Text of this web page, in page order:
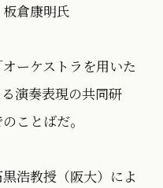
倉康明氏
ーケストラを用いた
演奏表現の共同研
ことばだ。
浩教授（阪大）によ